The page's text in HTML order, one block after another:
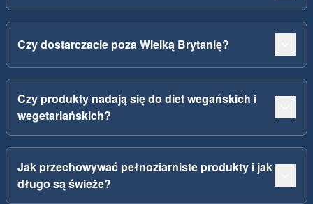
Czy dostarczacie poza Wielką Brytanię?
Czy produkty nadają się do diet wegańskich i
wegetariańskich?
Jak przechowywać pełnoziarniste produkty i jak
długo są świeże?